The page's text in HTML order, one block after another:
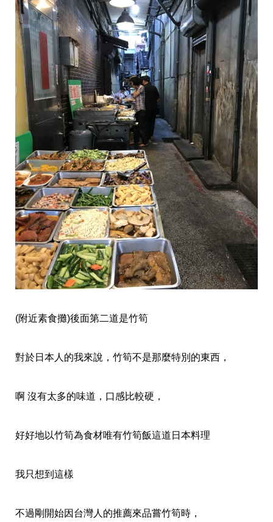
(附近素食攤)後面第二道是竹筍
對於日本人的我來說，竹筍不是那麼特別的東西，
啊 沒有太多的味道，口感比較硬，
好好地以竹筍為食材唯有竹筍飯這道日本料理
我只想到這樣
不過剛開始因台灣人的推薦來品嘗竹筍時，